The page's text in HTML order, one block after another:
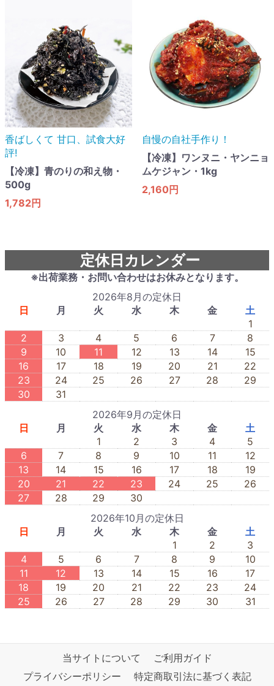
香ばしくて 甘口​、試食大好
評!
【冷凍】青のりの和え物・
500g
1,782円
自慢の自社手作り！
【冷凍】ワンヌニ・ヤンニョ
ムケジャン・1kg
2,160円
定休日カレンダー
※出荷業務・お問い合わせはお休みとなります。
2026年8月の定休日
日
月 火 水 木 金
土
1
2
3 4 5 6 7
8
9
10 11 12 13 14
15
16
17 18 19 20 21
22
23
24 25 26 27 28
29
30
31
2026年9月の定休日
日
月 火 水 木 金
土
1
2 3 4
5
6
7 8 9 10 11
12
13
14 15 16 17 18
19
20
21 22 23 24 25
26
27
28 29
30
2026年10月の定休日
日
月 火 水 木 金
土
1
2
3
4
5 6 7 8 9
10
11
12 13 14 15 16
17
18
19 20 21 22 23
24
25
26 27 28 29 30 31
当サイトについて
ご利用ガイド
プライバシーポリシー
特定商取引法に基づく表記